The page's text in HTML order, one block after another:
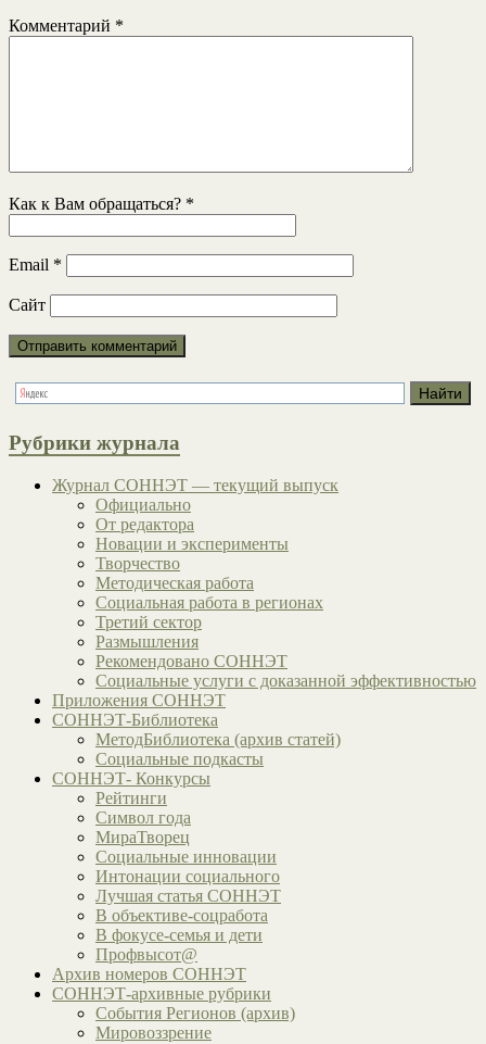
Комментарий *
Как к Вам обращаться? *
Email *
Сайт
Рубрики журнала
Журнал СОННЭТ — текущий выпуск
Официально
От редактора
Новации и эксперименты
Творчество
Методическая работа
Социальная работа в регионах
Третий сектор
Размышления
Рекомендовано СОННЭТ
Социальные услуги с доказанной эффективностью
Приложения СОННЭТ
СОННЭТ-Библиотека
МетодБиблиотека (архив статей)
Социальные подкасты
СОННЭТ- Конкурсы
Рейтинги
Символ года
МираТворец
Социальные инновации
Интонации социального
Лучшая статья СОННЭТ
В объективе-соцработа
В фокусе-семья и дети
Профвысот@
Архив номеров СОННЭТ
СОННЭТ-архивные рубрики
События Регионов (архив)
Мировоззрение